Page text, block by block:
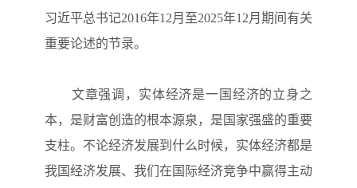
习近平总书记2016年12月至2025年12月期间有关
重要论述的节录。
文章强调，实体经济是一国经济的立身之
本，是财富创造的根本源泉，是国家强盛的重要
支柱。不论经济发展到什么时候，实体经济都是
我国经济发展、我们在国际经济竞争中赢得主动